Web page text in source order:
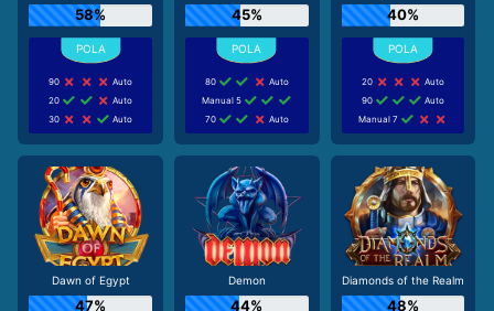
58%
90
Auto
20
Auto
30
Auto
45%
80
Auto
Manual 5
70
Auto
40%
20
Auto
90
Auto
Manual 7
Dawn of Egypt
47%
Demon
44%
Diamonds of the Realm
48%